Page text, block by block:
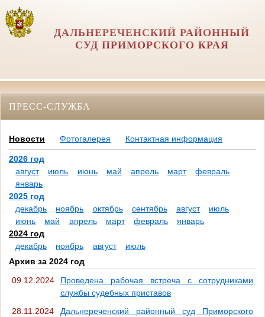
ДАЛЬНЕРЕЧЕНСКИЙ РАЙОННЫЙ
СУД ПРИМОРСКОГО КРАЯ
ПРЕСС-СЛУЖБА
Новости Фотогалерея Контактная информация
2026 год
август
июль июнь май апрель март
февраль
январь
2025 год
декабрь
ноябрь октябрь сентябрь август
июль
июнь
май апрель март февраль
январь
2024 год
декабрь
ноябрь август
июль
Архив за 2024 год
09.12.2024
Проведена рабочая встреча с сотрудниками
службы судебных приставов
28.11.2024
Дальнереченский районный суд Приморского